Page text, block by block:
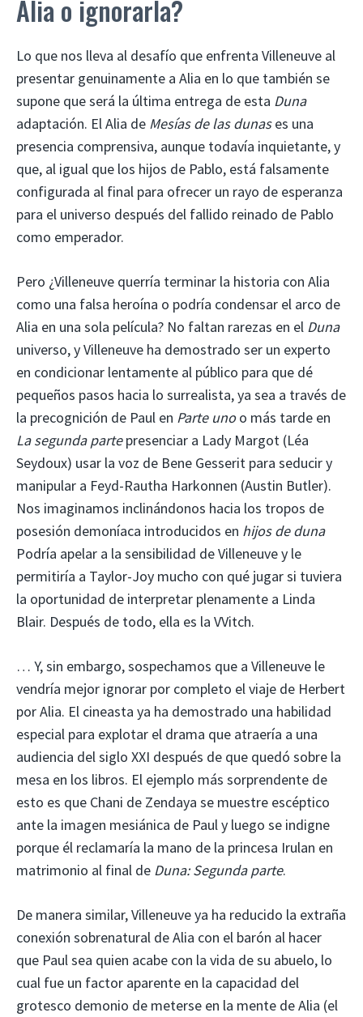
Alia o ignorarla?
Lo que nos lleva al desafío que enfrenta Villeneuve al
presentar genuinamente a Alia en lo que también se
supone que será la última entrega de esta Duna
adaptación. El Alia de Mesías de las dunases una
presencia comprensiva, aunque todavía inquietante, y
que, al igual que los hijos de Pablo, está falsamente
configurada al final para ofrecer un rayo de esperanza
para el universo después del fallido reinado de Pablo
como emperador.
Pero ¿Villeneuve querría terminar la historia con Alia
como una falsa heroína o podría condensar el arco de
Alia en una sola película? No faltan rarezas en el Duna
universo, y Villeneuve ha demostrado ser un experto
en condicionar lentamente al público para que dé
pequeños pasos hacia lo surrealista, ya sea a través de
la precognición de Paul en Parte unoo más tarde en
La segunda partepresenciar a Lady Margot (Léa
Seydoux) usar la voz de Bene Gesserit para seducir y
manipular a Feyd-Rautha Harkonnen (Austin Butler).
Nos imaginamos inclinándonos hacia los tropos de
posesión demoníaca introducidos en hijos de duna
Podría apelar a la sensibilidad de Villeneuve y le
permitiría a Taylor-Joy mucho con qué jugar si tuviera
la oportunidad de interpretar plenamente a Linda
Blair. Después de todo, ella es la VVitch.
… Y, sin embargo, sospechamos que a Villeneuve le
vendría mejor ignorar por completo el viaje de Herbert
por Alia. El cineasta ya ha demostrado una habilidad
especial para explotar el drama que atraería a una
audiencia del siglo XXI después de que quedó sobre la
mesa en los libros. El ejemplo más sorprendente de
esto es que Chani de Zendaya se muestre escéptico
ante la imagen mesiánica de Paul y luego se indigne
porque él reclamaría la mano de la princesa Irulan en
matrimonio al final de Duna: Segunda parte.
De manera similar, Villeneuve ya ha reducido la extraña
conexión sobrenatural de Alia con el barón al hacer
que Paul sea quien acabe con la vida de su abuelo, lo
cual fue un factor aparente en la capacidad del
grotesco demonio de meterse en la mente de Alia (el